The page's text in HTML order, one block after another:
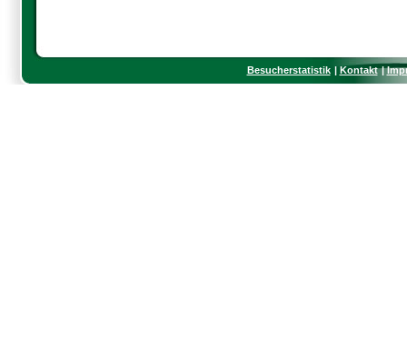
Besucherstatistik Kontakt